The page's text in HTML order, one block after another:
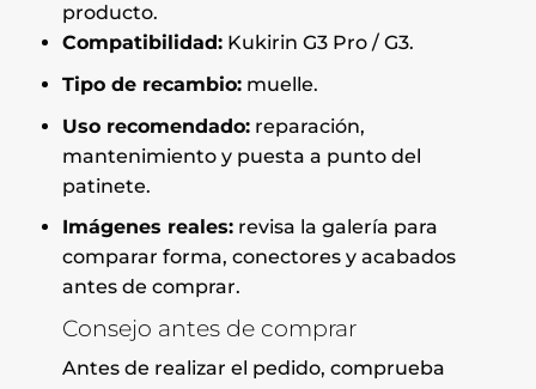
producto.
Compatibilidad:Kukirin G3 Pro / G3.
Tipo de recambio:muelle.
Uso recomendado:reparación,
mantenimiento y puesta a punto del
patinete.
Imágenes reales:revisa la galería para
comparar forma, conectores y acabados
antes de comprar.
Consejo antes de comprar
Antes de realizar el pedido, comprueba